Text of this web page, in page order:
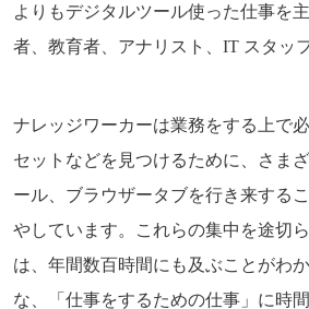
よりもデジタルツール使った仕事を
者、教育者、アナリスト、IT スタッ
ナレッジワーカーは業務をする上で
セットなどを見つけるために、さま
ール、ブラウザータブを行き来する
やしています。これらの集中を途切
は、年間数百時間にも及ぶことがわ
な、「仕事をするための仕事」に時